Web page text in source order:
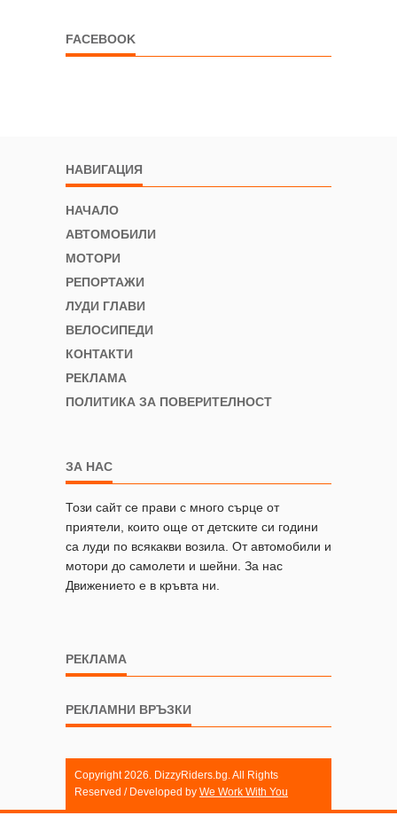
FACEBOOK
НАВИГАЦИЯ
НАЧАЛО
АВТОМОБИЛИ
МОТОРИ
РЕПОРТАЖИ
ЛУДИ ГЛАВИ
ВЕЛОСИПЕДИ
КОНТАКТИ
РЕКЛАМА
ПОЛИТИКА ЗА ПОВЕРИТЕЛНОСТ
ЗА НАС
Този сайт се прави с много сърце от
приятели, които още от детските си години
са луди по всякакви возила. От автомобили и
мотори до самолети и шейни. За нас
Движението е в кръвта ни.
РЕКЛАМА
РЕКЛАМНИ ВРЪЗКИ
Copyright 2026. DizzyRiders.bg. All Rights
Reserved / Developed by We Work With You